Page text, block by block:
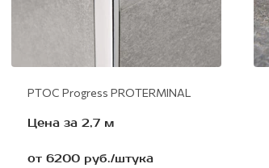
PTOC Progress PROTERMINAL
Цена за 2,7 м
от 6200 руб./штука